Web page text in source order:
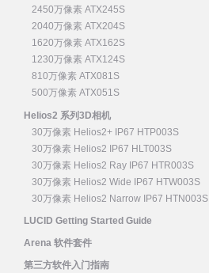
2450万像素 ATX245S
2040万像素 ATX204S
1620万像素 ATX162S
1230万像素 ATX124S
810万像素 ATX081S
500万像素 ATX051S
Helios2 系列3D相机
30万像素 Helios2+ IP67 HTP003S
30万像素 Helios2 IP67 HLT003S
30万像素 Helios2 Ray IP67 HTR003S
30万像素 Helios2 Wide IP67 HTW003S
30万像素 Helios2 Narrow IP67 HTN003S
LUCID Getting Started Guide
Arena 软件套件
第三方软件入门指南